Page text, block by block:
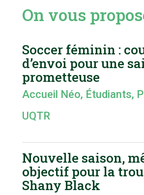
On vous
Soccer féminin :
d’envoi pour une
prometteuse
Accueil Néo, Étudiants,
UQTR
Nouvelle saison,
objectif pour la
Shany Black